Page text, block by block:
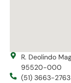
R. Deolindo
95520-000
(51) 3663-2763